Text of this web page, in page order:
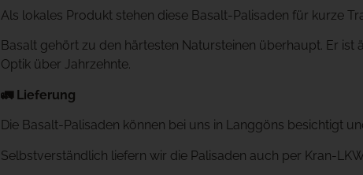
Als lokales Produkt stehen diese Basalt-Palisaden für kurze
Basalt gehört zu den härtesten Natursteinen überhaupt. Er
Optik über Jahrzehnte.
🚛 Lieferung
Die Basalt-Palisaden können bei uns in Langgöns besichtigt
Selbstverständlich liefern wir die Palisaden auch per Kran-